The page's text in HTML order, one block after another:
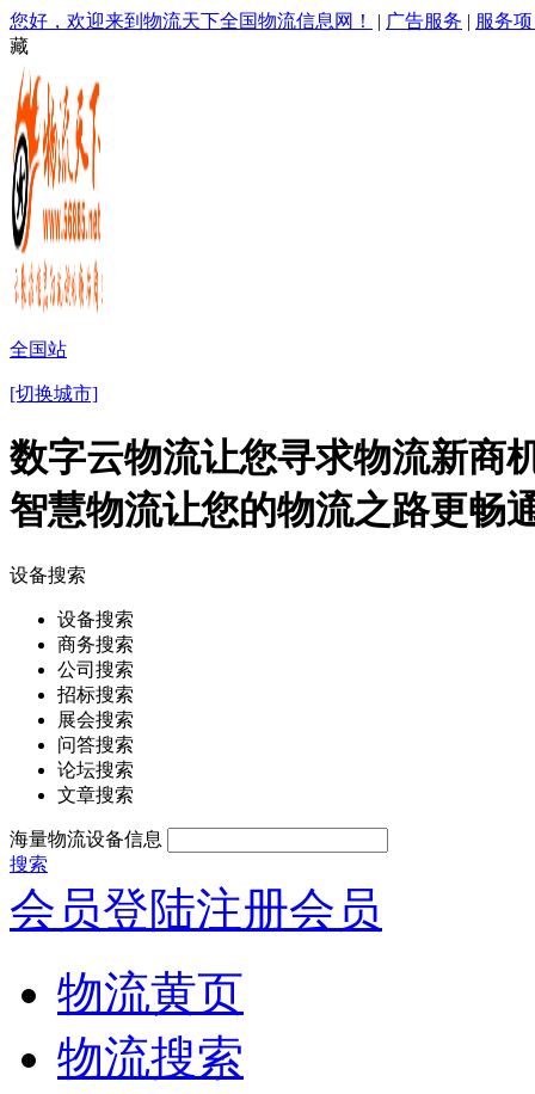
您好，欢迎来到物流天下全国物流信息网！ | 广告服务 | 服务
藏
全国站
[切换城市]
数字云物流让您寻求物流新商
智慧物流让您的物流之路更畅
设备搜索
设备搜索
商务搜索
公司搜索
招标搜索
展会搜索
问答搜索
论坛搜索
文章搜索
海量物流设备信息
搜索
会员登陆注册会员
物流黄页
物流搜索